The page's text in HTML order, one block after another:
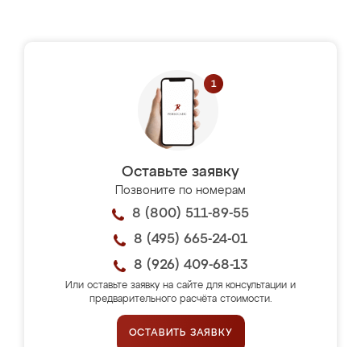
Оставьте заявку
Позвоните по номерам
8 (800) 511-89-55
8 (495) 665-24-01
8 (926) 409-68-13
Или оставьте заявку на сайте для консультации и
предварительного расчёта стоимости.
ОСТАВИТЬ ЗАЯВКУ